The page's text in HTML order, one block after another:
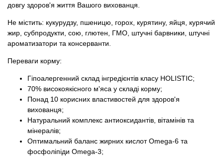
довгу здоров'я життя Вашого вихованця.
Не містить: кукурудзу, пшеницю, горох, курятину, яйця, курячий
жир, субпродукти, сою, глютен, ГМО, штучні барвники, штучні
ароматизатори та консерванти.
Переваги корму:
Гіпоалергенний склад інгредієнтів класу HOLISTIC;
70% високоякісного м'яса у складі корму;
Понад 10 корисних властивостей для здоров'я
вихованця;
Натуральний комплекс антиоксидантів, вітамінів та
мінералів;
Оптимальний баланс жирних кислот Omega-6 та
фосфоліпіди Omega-3;